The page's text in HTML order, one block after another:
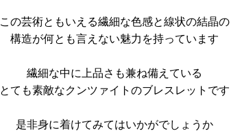
この芸術ともいえる繊細な色感と線状の結晶の
構造が何とも言えない魅力を持っています
繊細な中に上品さも兼ね備えている
とても素敵なクンツァイトのブレスレットです
是非身に着けてみてはいかがでしょうか